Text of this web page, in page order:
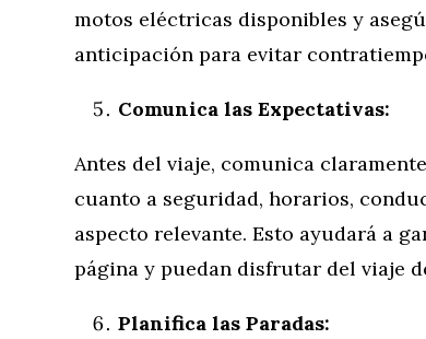
motos eléctricas disponibles y
anticipación para evitar
Comunica las Expectativas:
Antes del viaje, comunica
cuanto a seguridad, horarios,
aspecto relevante. Esto ayudará a
página y puedan disfrutar del viaje
Planifica las Paradas: